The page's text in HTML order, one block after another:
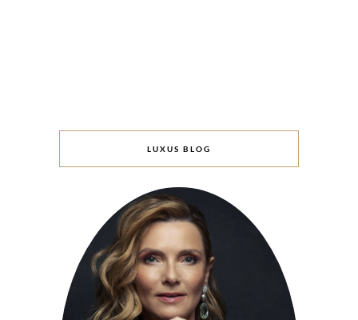
LUXUS BLOG